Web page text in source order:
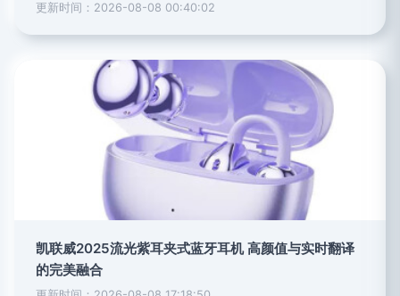
更新时间：2026-08-08 00:40:02
凯联威2025流光紫耳夹式蓝牙耳机 高颜值与实时翻译
的完美融合